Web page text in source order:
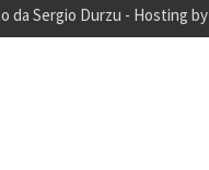
da Sergio Durzu - Hosting by